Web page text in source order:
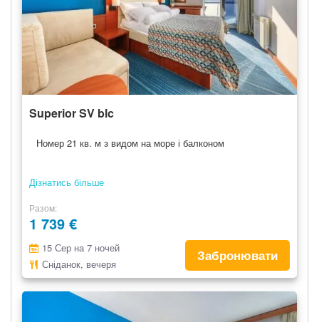
Superior SV blc
Номер 21 кв. м з видом на море і балконом
Дізнатись більше
Разом
1 739 €
15 Сер на 7 ночей
Сніданок, вечеря
Забронювати